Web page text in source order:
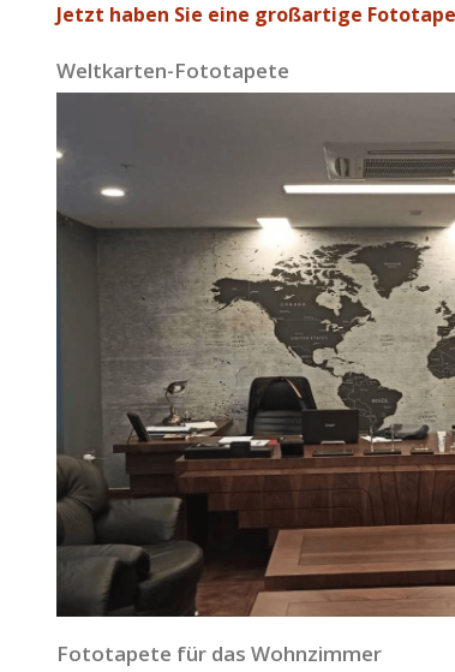
Jetzt haben Sie eine großartige
Weltkarten-Fototapete
Fototapete für das Wohnzimmer